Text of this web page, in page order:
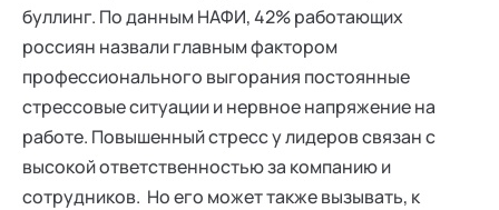
буллинг. По данным НАФИ, 42% работающих
россиян назвали главным фактором
профессионального выгорания постоянные
стрессовые ситуации и нервное напряжение на
работе. Повышенный стресс у лидеров связан с
высокой ответственностью за компанию и
сотрудников. Но его может также вызывать, к